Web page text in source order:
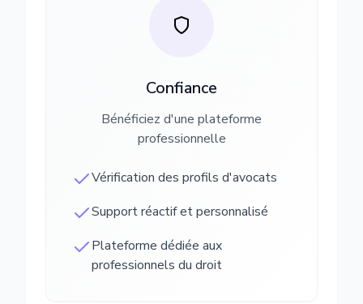
Confiance
Bénéficiez d'une plateforme
professionnelle
Vérification des profils d'avocats
Support réactif et personnalisé
Plateforme dédiée aux
professionnels du droit